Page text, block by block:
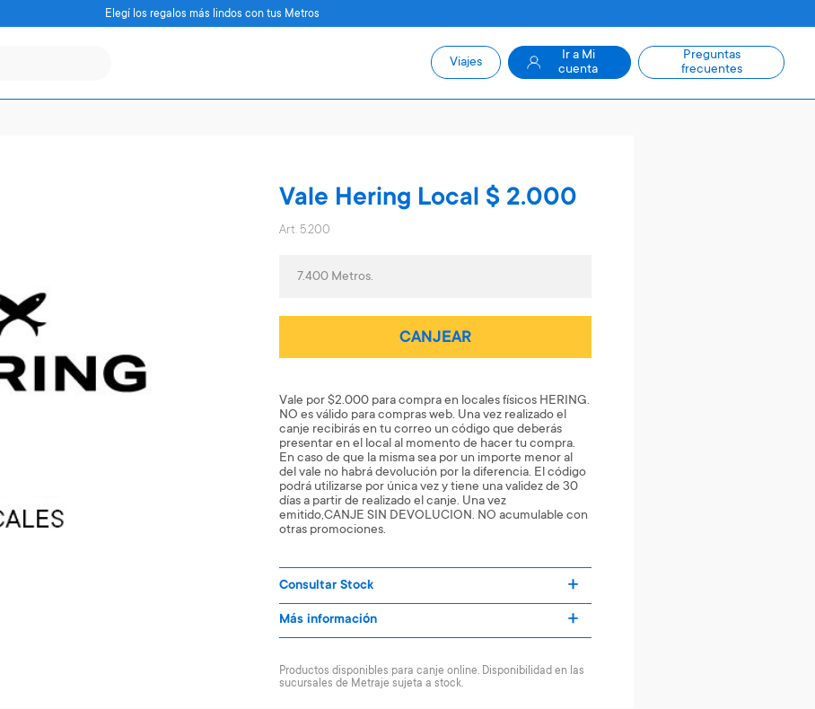
Vale Hering Local $ 2.000
Art. 5.200
7.400 Metros.
CANJEAR
Vale por $2.000 para compra en locales físicos HERING.
NO es válido para compras web. Una vez realizado el
canje recibirás en tu correo un código que deberás
presentar en el local al momento de hacer tu compra.
En caso de que la misma sea por un importe menor al
del vale no habrá devolución por la diferencia. El código
podrá utilizarse por única vez y tiene una validez de 30
días a partir de realizado el canje. Una vez
emitido,CANJE SIN DEVOLUCION. NO acumulable con
otras promociones.
Consultar Stock
Más información
Productos disponibles para canje online. Disponibilidad en las
sucursales de Metraje sujeta a stock.
Elegí los regalos más lindos con tus Metros
Viajes
Ir a Mi
cuenta
Preguntas
frecuentes